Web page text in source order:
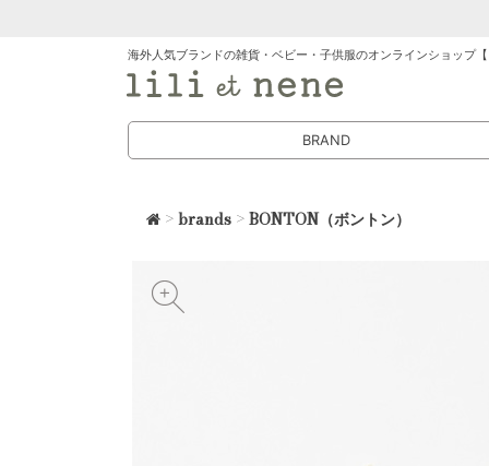
海外人気ブランドの雑貨・ベビー・子供服のオンラインショップ
BRAND
>brands >BONTON（ボントン）